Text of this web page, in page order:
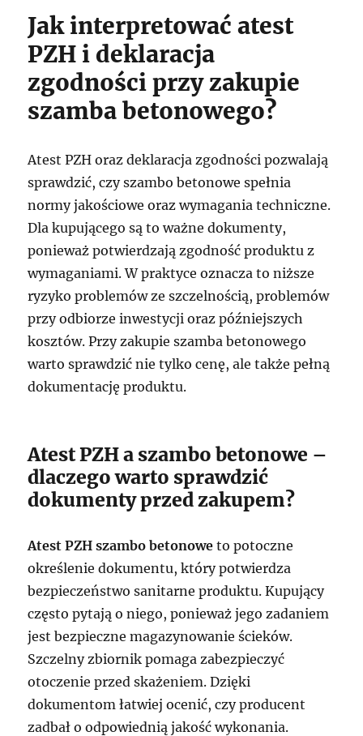
Jak interpretować atest
PZH i deklaracja
zgodności przy zakupie
szamba betonowego?
Atest PZH oraz deklaracja zgodności pozwalają
sprawdzić, czy szambo betonowe spełnia
normy jakościowe oraz wymagania techniczne.
Dla kupującego są to ważne dokumenty,
ponieważ potwierdzają zgodność produktu z
wymaganiami. W praktyce oznacza to niższe
ryzyko problemów ze szczelnością, problemów
przy odbiorze inwestycji oraz późniejszych
kosztów. Przy zakupie szamba betonowego
warto sprawdzić nie tylko cenę, ale także pełną
dokumentację produktu.
Atest PZH a szambo betonowe –
dlaczego warto sprawdzić
dokumenty przed zakupem?
Atest PZH szambo betonowe to potoczne
określenie dokumentu, który potwierdza
bezpieczeństwo sanitarne produktu. Kupujący
często pytają o niego, ponieważ jego zadaniem
jest bezpieczne magazynowanie ścieków.
Szczelny zbiornik pomaga zabezpieczyć
otoczenie przed skażeniem. Dzięki
dokumentom łatwiej ocenić, czy producent
zadbał o odpowiednią jakość wykonania.